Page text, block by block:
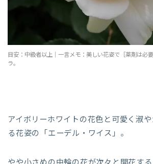
目安：中級者以上｜一言メモ：美しい花姿で［薬剤は必
ラ。
アイボリーホワイトの花色と可愛く淑
る花姿の「エーデル・ワイス」。